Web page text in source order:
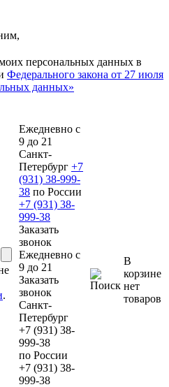
персональных данных в
Федерального закона от 27 июля
данных»
.
Ежедневно с
9 до 21
Cанкт-
Петербург +7
(931) 38-999-
38 по России
+7 (931) 38-
999-38
Заказать
звонок
Ежедневно с
9 до 21
Заказать
звонок
Cанкт-
Петербург
+7 (931) 38-
999-38
по России
+7 (931) 38-
999-38
В
корзине
нет
товаров